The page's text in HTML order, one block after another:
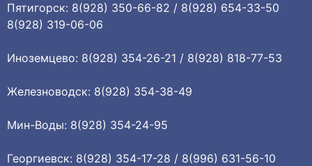
Пятигорск: 8(928) 350-66-82 / 8(928) 654-33-50
8(928) 319-06-06
Иноземцево: 8(928) 354-26-21 / 8(928) 818-77-53
Железноводск: 8(928) 354-38-49
Мин-Воды: 8(928) 354-24-95
Георгиевск: 8(928) 354-17-28 / 8(996) 631-56-10